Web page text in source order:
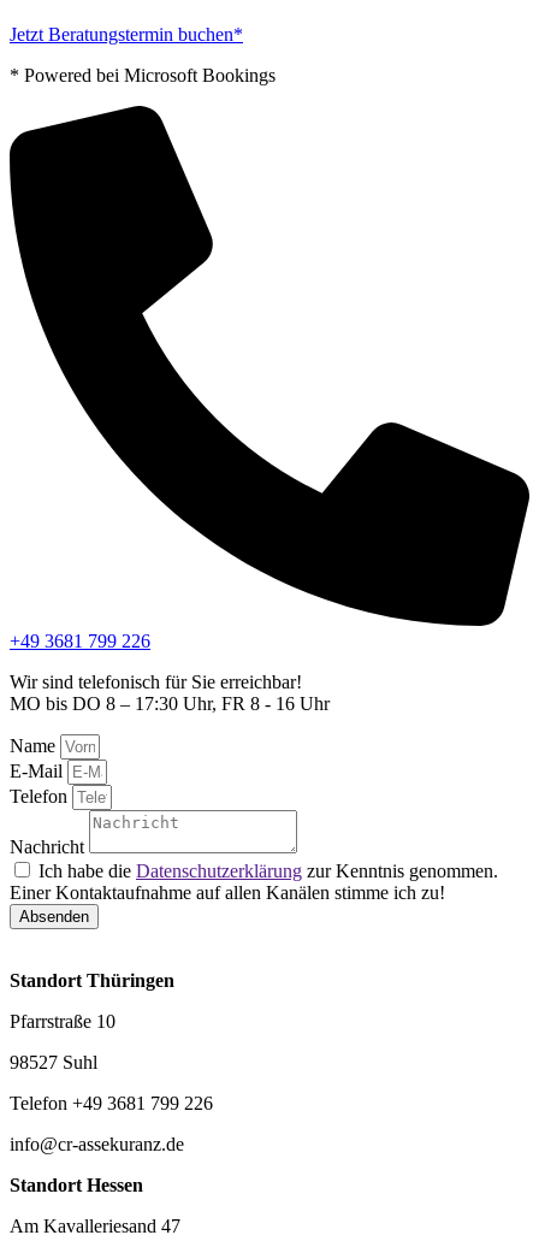
Jetzt Beratungstermin buchen*
* Powered bei Microsoft Bookings
+49 3681 799 226
Wir sind telefonisch für Sie erreichbar!
MO bis DO 8 – 17:30 Uhr, FR 8 - 16 Uhr
Name
E-Mail
Telefon
Nachricht
Ich habe die Datenschutzerklärung zur Kenntnis genommen.
Einer Kontaktaufnahme auf allen Kanälen stimme ich zu!
Absenden
Standort Thüringen
Pfarrstraße 10
98527 Suhl
Telefon +49 3681 799 226
info@cr-assekuranz.de
Standort Hessen
Am Kavalleriesand 47